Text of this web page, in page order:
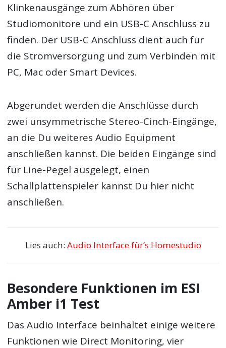
Klinkenausgänge zum Abhören über
Studiomonitore und ein USB-C Anschluss zu
finden. Der USB-C Anschluss dient auch für
die Stromversorgung und zum Verbinden mit
PC, Mac oder Smart Devices.
Abgerundet werden die Anschlüsse durch
zwei unsymmetrische Stereo-Cinch-Eingänge,
an die Du weiteres Audio Equipment
anschließen kannst. Die beiden Eingänge sind
für Line-Pegel ausgelegt, einen
Schallplattenspieler kannst Du hier nicht
anschließen.
Lies auch: Audio Interface für’s Homestudio
Besondere Funktionen im ESI
Amber i1 Test
Das Audio Interface beinhaltet einige weitere
Funktionen wie Direct Monitoring, vier